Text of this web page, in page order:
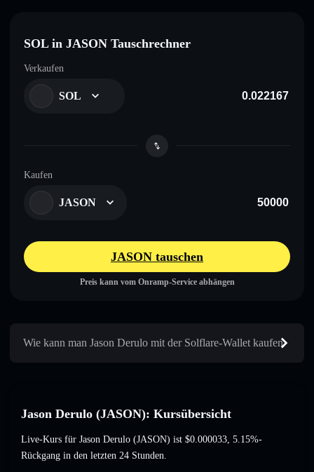
SOL in JASON Tauschrechner
Verkaufen
SOL
Kaufen
JASON
JASON tauschen
Preis kann vom Onramp-Service abhängen
Wie kann man Jason Derulo mit der Solflare-Wallet kaufen
Jason Derulo (JASON): Kursübersicht
Live-Kurs für Jason Derulo (JASON) ist $0.000033, 5.15%-
Rückgang in den letzten 24 Stunden.